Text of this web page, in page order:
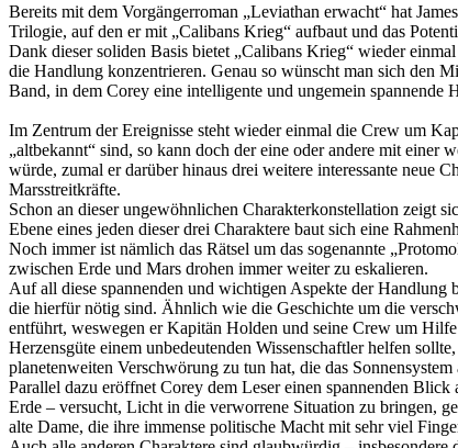
Bereits mit dem Vorgängerroman „Leviathan erwacht“ hat
Trilogie, auf den er mit „Calibans Krieg“ aufbaut und das
Dank dieser soliden Basis bietet „Calibans Krieg“ wieder
die Handlung konzentrieren. Genau so wünscht man sich den
Band, in dem Corey eine intelligente und ungemein spannende
Im Zentrum der Ereignisse steht wieder einmal die Crew um
„altbekannt“ sind, so kann doch der eine oder andere mit einer
würde, zumal er darüber hinaus drei weitere interessante neue
Marsstreitkräfte.
Schon an dieser ungewöhnlichen Charakterkonstellation zeigt
Ebene eines jeden dieser drei Charaktere baut sich eine
Noch immer ist nämlich das Rätsel um das sogenannte
zwischen Erde und Mars drohen immer weiter zu eskalieren.
Auf all diese spannenden und wichtigen Aspekte der
die hierfür nötig sind. Ähnlich wie die Geschichte um die
entführt, weswegen er Kapitän Holden und seine Crew um
Herzensgüte einem unbedeutenden Wissenschaftler helfen
planetenweiten Verschwörung zu tun hat, die das
Parallel dazu eröffnet Corey dem Leser einen spannenden
Erde – versucht, Licht in die verworrene Situation zu bringen,
alte Dame, die ihre immense politische Macht mit sehr viel